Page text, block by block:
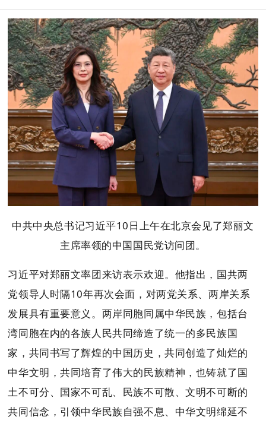
中共中央总书记习近平10日上午在北京会见了郑丽文
主席率领的中国国民党访问团。
习近平对郑丽文率团来访表示欢迎。他指出，国共两
党领导人时隔10年再次会面，对两党关系、两岸关系
发展具有重要意义。两岸同胞同属中华民族，包括台
湾同胞在内的各族人民共同缔造了统一的多民族国
家，共同书写了辉煌的中国历史，共同创造了灿烂的
中华文明，共同培育了伟大的民族精神，也铸就了国
土不可分、国家不可乱、民族不可散、文明不可断的
共同信念，引领中华民族自强不息、中华文明绵延不